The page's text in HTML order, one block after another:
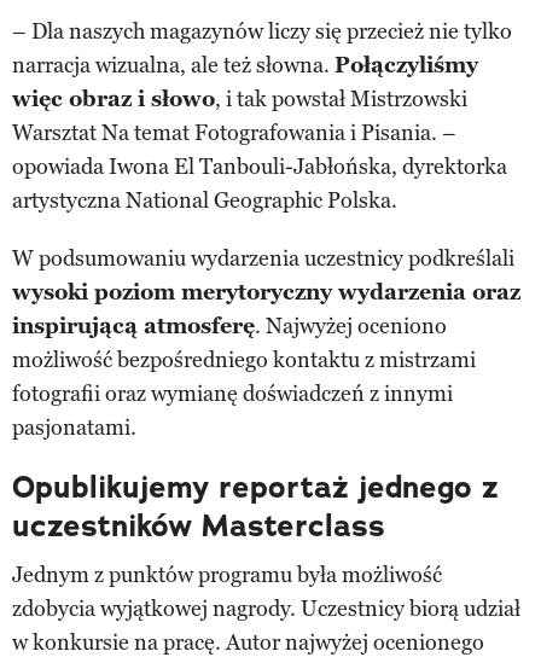
– Dla naszych magazynów liczy się przecież nie tylko
narracja wizualna, ale też słowna. Połączyliśmy
więc obraz i słowo, i tak powstał Mistrzowski
Warsztat Na temat Fotografowania i Pisania. –
opowiada Iwona El Tanbouli-Jabłońska, dyrektorka
artystyczna National Geographic Polska.
W podsumowaniu wydarzenia uczestnicy podkreślali
wysoki poziom merytoryczny wydarzenia oraz
inspirującą atmosferę. Najwyżej oceniono
możliwość bezpośredniego kontaktu z mistrzami
fotografii oraz wymianę doświadczeń z innymi
pasjonatami.
Opublikujemy reportaż jednego z
uczestników Masterclass
Jednym z punktów programu była możliwość
zdobycia wyjątkowej nagrody. Uczestnicy biorą udział
w konkursie na pracę. Autor najwyżej ocenionego